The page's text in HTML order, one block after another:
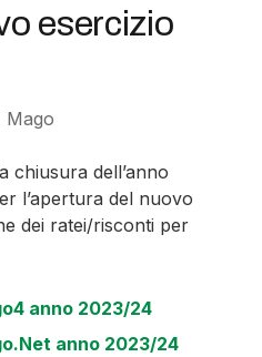
esercizio
Mago
chiusura dell’anno
l’apertura del nuovo
dei ratei/risconti per
anno 2023/24
anno 2023/24